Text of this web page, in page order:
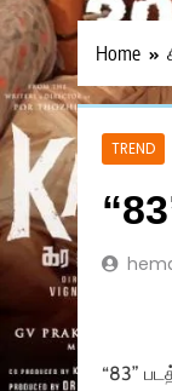
Home
TREND
“83”